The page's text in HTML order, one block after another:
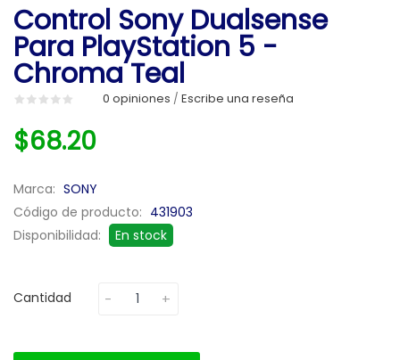
Control Sony Dualsense
Para PlayStation 5 -
Chroma Teal
0 opiniones / Escribe una reseña
$68.20
Marca: SONY
Código de producto: 431903
Disponibilidad:
En stock
Cantidad